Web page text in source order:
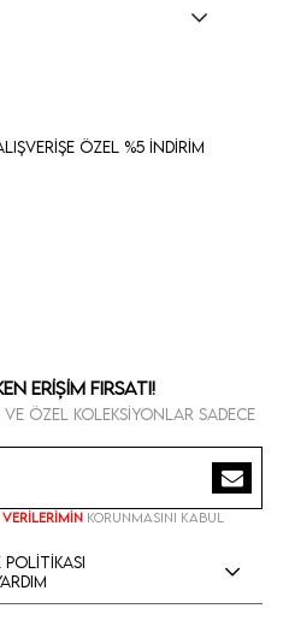
Özel %5 İndirim
Erişim Fırsatı!
özel koleksiyonlar sadece
verilerimin korunmasını kabul
Politikası